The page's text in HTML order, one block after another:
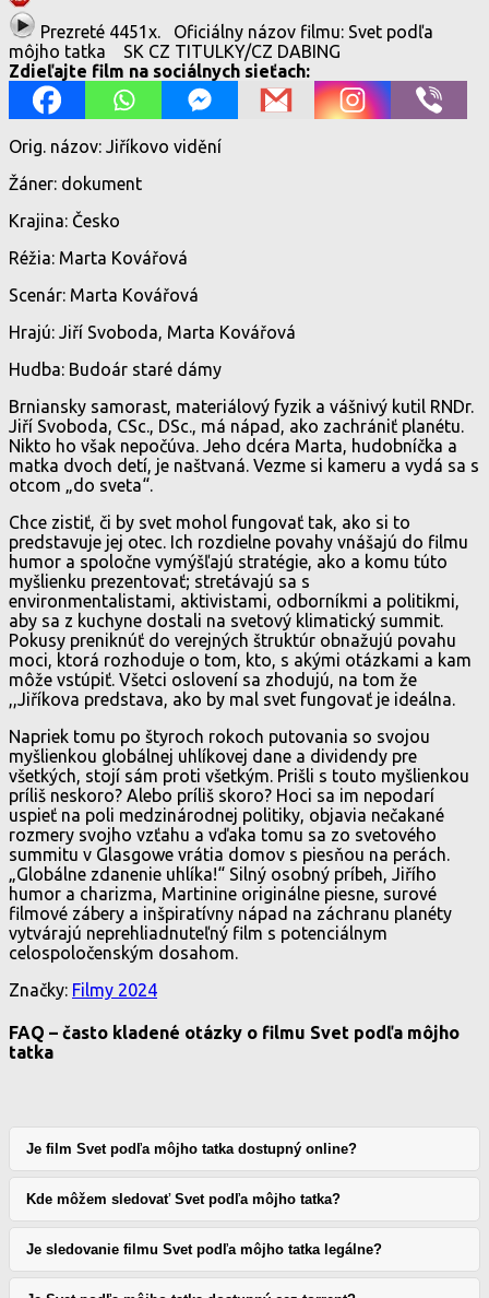
Prezreté 4451x.
Oficiálny názov filmu: Svet podľa
môjho tatka
SK CZ TITULKY/CZ DABING
Zdieľajte film na sociálnych sieťach:
Orig. názov: Jiříkovo vidění
Žáner: dokument
Krajina: Česko
Réžia: Marta Kovářová
Scenár: Marta Kovářová
Hrajú: Jiří Svoboda, Marta Kovářová
Hudba: Budoár staré dámy
Brniansky samorast, materiálový fyzik a vášnivý kutil RNDr.
Jiří Svoboda, CSc., DSc., má nápad, ako zachrániť planétu.
Nikto ho však nepočúva. Jeho dcéra Marta, hudobníčka a
matka dvoch detí, je naštvaná. Vezme si kameru a vydá sa s
otcom „do sveta“.
Chce zistiť, či by svet mohol fungovať tak, ako si to
predstavuje jej otec. Ich rozdielne povahy vnášajú do filmu
humor a spoločne vymýšľajú stratégie, ako a komu túto
myšlienku prezentovať; stretávajú sa s
environmentalistami, aktivistami, odborníkmi a politikmi,
aby sa z kuchyne dostali na svetový klimatický summit.
Pokusy preniknúť do verejných štruktúr obnažujú povahu
moci, ktorá rozhoduje o tom, kto, s akými otázkami a kam
môže vstúpiť. Všetci oslovení sa zhodujú, na tom že
,,Jiříkova predstava, ako by mal svet fungovať je ideálna.
Napriek tomu po štyroch rokoch putovania so svojou
myšlienkou globálnej uhlíkovej dane a dividendy pre
všetkých, stojí sám proti všetkým. Prišli s touto myšlienkou
príliš neskoro? Alebo príliš skoro? Hoci sa im nepodarí
uspieť na poli medzinárodnej politiky, objavia nečakané
rozmery svojho vzťahu a vďaka tomu sa zo svetového
summitu v Glasgowe vrátia domov s piesňou na perách.
„Globálne zdanenie uhlíka!“ Silný osobný príbeh, Jiřího
humor a charizma, Martinine originálne piesne, surové
filmové zábery a inšpiratívny nápad na záchranu planéty
vytvárajú neprehliadnuteľný film s potenciálnym
celospoločenským dosahom.
Značky: Filmy 2024
FAQ – často kladené otázky o filmu Svet podľa môjho
tatka
Je film Svet podľa môjho tatka dostupný online?
Kde môžem sledovať Svet podľa môjho tatka?
Je sledovanie filmu Svet podľa môjho tatka legálne?